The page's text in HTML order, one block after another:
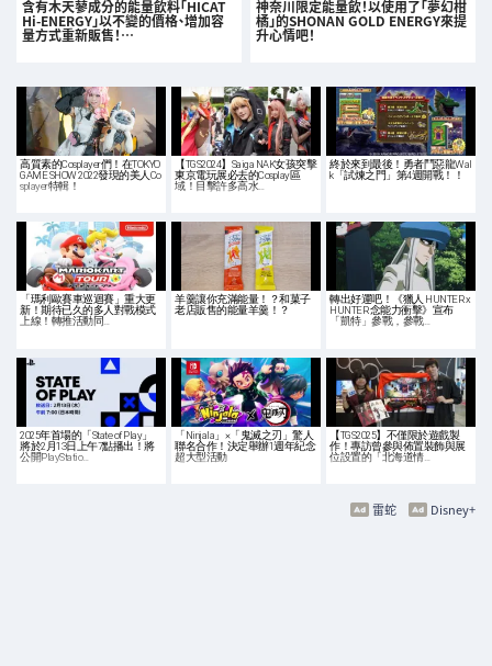
含有木天蓼成分的能量飲料「HICAT
Hi-ENERGY」以不變的價格、增加容
量方式重新販售！…
神奈川限定能量飲！以使用了「夢幻柑
橘」的SHONAN GOLD ENERGY來提
升心情吧！
高質素的Cosplayer們！在TOKYO
GAME SHOW 2022發現的美人Co
splayer特輯！
【TGS2024】Saiga NAK女孩突擊
東京電玩展必去的Cosplay區
域！目擊許多高水…
終於來到最後！勇者鬥惡龍Wal
k「試煉之門」第4週開戰！！
「瑪利歐賽車巡迴賽」重大更
新！期待已久的多人對戰模式
上線！轉推活動同…
羊羹讓你充滿能量！？和菓子
老店販售的能量羊羹！？
轉出好運吧！《獵人 HUNTER x
HUNTER 念能力衝擊》宣布
「凱特」參戰，參戰…
2025年首場的「State of Play」
將於2月13日上午7點播出！將
公開PlayStatio…
「Ninjala」×「鬼滅之刃」驚人
聯名合作！決定舉辦1週年紀念
超大型活動
【TGS2025】不僅限於遊戲製
作！專訪曾參與佈置裝飾與展
位設置的「北海道情…
Disney+
雷蛇